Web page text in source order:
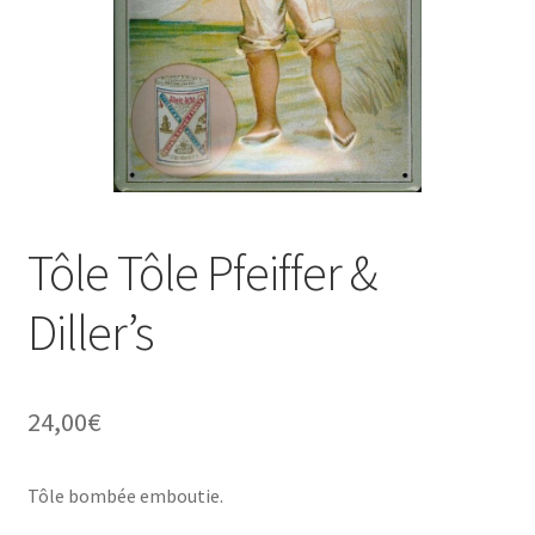
Une histoire de plaques émaillées
Tôle Tôle Pfeiffer &
Diller’s
24,00€
Tôle bombée emboutie.